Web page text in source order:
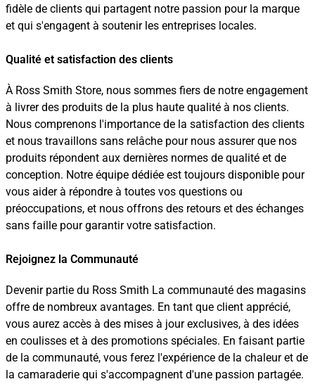
fidèle de clients qui partagent notre passion pour la marque
et qui s'engagent à soutenir les entreprises locales.
Qualité et satisfaction des clients
À Ross Smith Store, nous sommes fiers de notre engagement
à livrer des produits de la plus haute qualité à nos clients.
Nous comprenons l'importance de la satisfaction des clients
et nous travaillons sans relâche pour nous assurer que nos
produits répondent aux dernières normes de qualité et de
conception. Notre équipe dédiée est toujours disponible pour
vous aider à répondre à toutes vos questions ou
préoccupations, et nous offrons des retours et des échanges
sans faille pour garantir votre satisfaction.
Rejoignez la Communauté
Devenir partie du Ross Smith La communauté des magasins
offre de nombreux avantages. En tant que client apprécié,
vous aurez accès à des mises à jour exclusives, à des idées
en coulisses et à des promotions spéciales. En faisant partie
de la communauté, vous ferez l'expérience de la chaleur et de
la camaraderie qui s'accompagnent d'une passion partagée.